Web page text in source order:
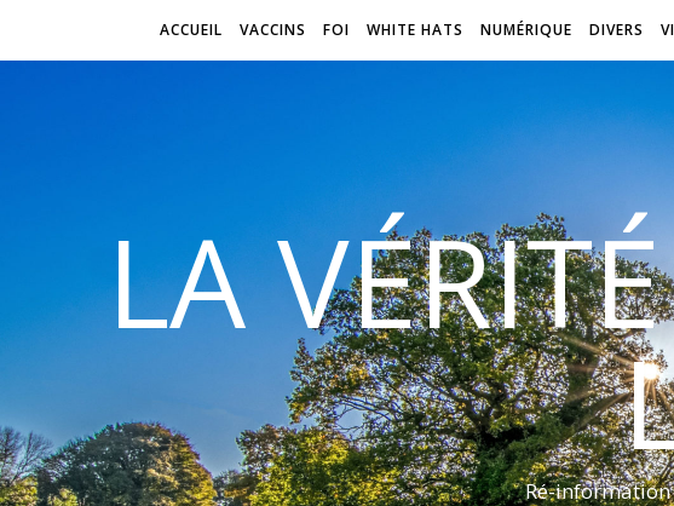
ACCUEIL VACCINS FOI WHITE HATS NUMÉRIQUE DIVERS
LA
Ré-information